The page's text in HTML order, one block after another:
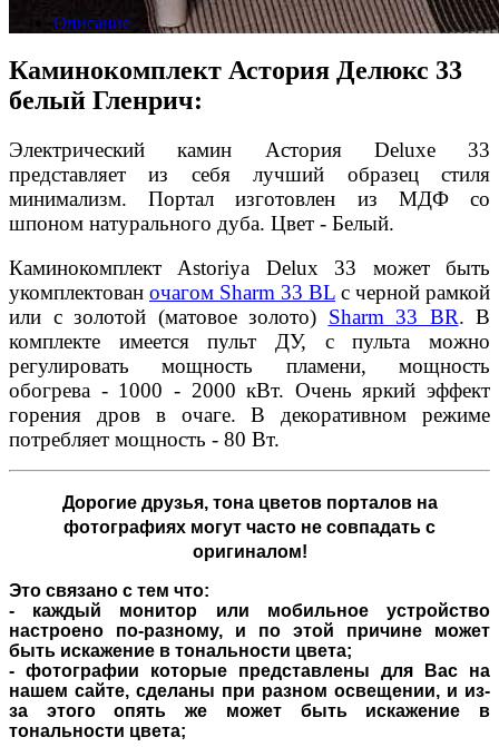
Описание
Каминокомплект Астория Делюкс 33
белый Гленрич:
Электрический камин Астория Deluxe 33
представляет из себя лучший образец стиля
минимализм. Портал изготовлен из МДФ со
шпоном натурального дуба. Цвет - Белый.
Каминокомплект Astoriya Delux 33 может быть
укомплектован очагом Sharm 33 BL с черной рамкой
или с золотой (матовое золото) Sharm 33 BR. В
комплекте имеется пульт ДУ, с пульта можно
регулировать мощность пламени, мощность
обогрева - 1000 - 2000 кВт. Очень яркий эффект
горения дров в очаге. В декоративном режиме
потребляет мощность - 80 Вт.
Дорогие друзья,тона цветов порталов на
фотографиях могут часто не совпадать с
оригиналом!
Это связано с тем что:
- каждый монитор или мобильное устройство
настроено по-разному, и по этой причине может
быть искажение в тональности цвета;
- фотографии которые представлены для Вас на
нашем сайте, сделаны при разном освещении, и из-
за этого опять же может быть искажение в
тональности цвета;